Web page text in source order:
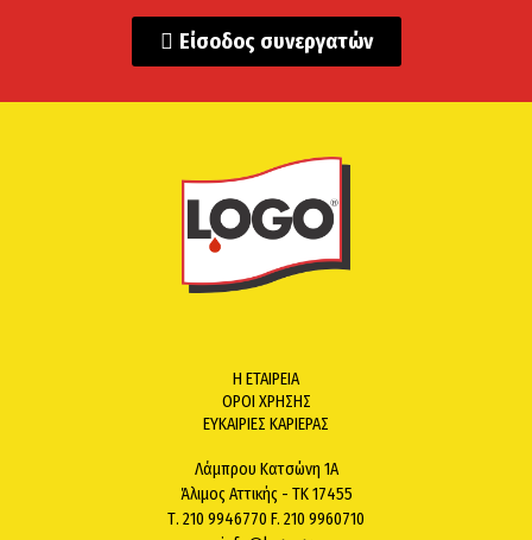
Είσοδος συνεργατών
Η ΕΤΑΙΡΕΙΑ
ΟΡΟΙ ΧΡΗΣΗΣ
ΕΥΚΑΙΡΙΕΣ ΚΑΡΙΕΡΑΣ
Λάμπρου Κατσώνη 1Α
Άλιμος Αττικής - ΤΚ 17455
Τ. 210 9946770 F. 210 9960710